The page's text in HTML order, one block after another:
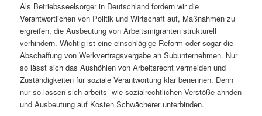
Als Betriebsseelsorger in Deutschland fordern wir die
Verantwortlichen von Politik und Wirtschaft auf, Maßnahmen zu
ergreifen, die Ausbeutung von Arbeitsmigranten strukturell
verhindern. Wichtig ist eine einschlägige Reform oder sogar die
Abschaffung von Werkvertragsvergabe an Subunternehmen. Nur
so lässt sich das Aushöhlen von Arbeitsrecht vermeiden und
Zuständigkeiten für soziale Verantwortung klar benennen. Denn
nur so lassen sich arbeits- wie sozialrechtlichen Verstöße ahnden
und Ausbeutung auf Kosten Schwächerer unterbinden.